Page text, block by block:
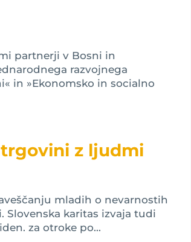
partnerji v Bosni in
razvojnega
in »Ekonomsko in socialno
trgovini z ljudmi
mladih o nevarnostih
karitas izvaja tudi
za otroke po...